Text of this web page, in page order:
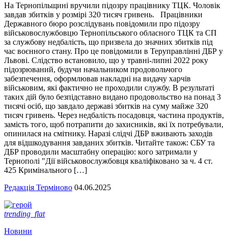
На Тернопільщині вручили підозру працівнику ТЦК. Чоловік
завдав збитків у розмірі 320 тисяч гривень. Працівники
Державного бюро розслідувань повідомили про підозру
військовослужбовцю Тернопільського обласного ТЦК та СП
за службову недбалість, що призвела до значних збитків під
час воєнного стану. Про це повідомили в Теруправлінні ДБР у
Львові. Слідство встановило, що у травні-липні 2022 року
підозрюваний, будучи начальником продовольчого
забезпечення, оформлював накладні на видачу харчів
військовим, які фактично не проходили службу. В результаті
таких дій було безпідставно видано продовольство на понад 3
тисячі осіб, що завдало державі збитків на суму майже 320
тисяч гривень. Через недбалість посадовця, частина продуктів,
замість того, щоб потрапити до захисників, які їх потребували,
опинилася на смітнику. Наразі слідчі ДБР вживають заходів
для відшкодування завданих збитків. Читайте також: СБУ та
ДБР проводили масштабну операцію: кого затримали у
Тернополі "Дії військовослужбовця кваліфіковано за ч. 4 ст.
425 Кримінального […]
Редакція Терміново 04.06.2025
trending_flat
Новини